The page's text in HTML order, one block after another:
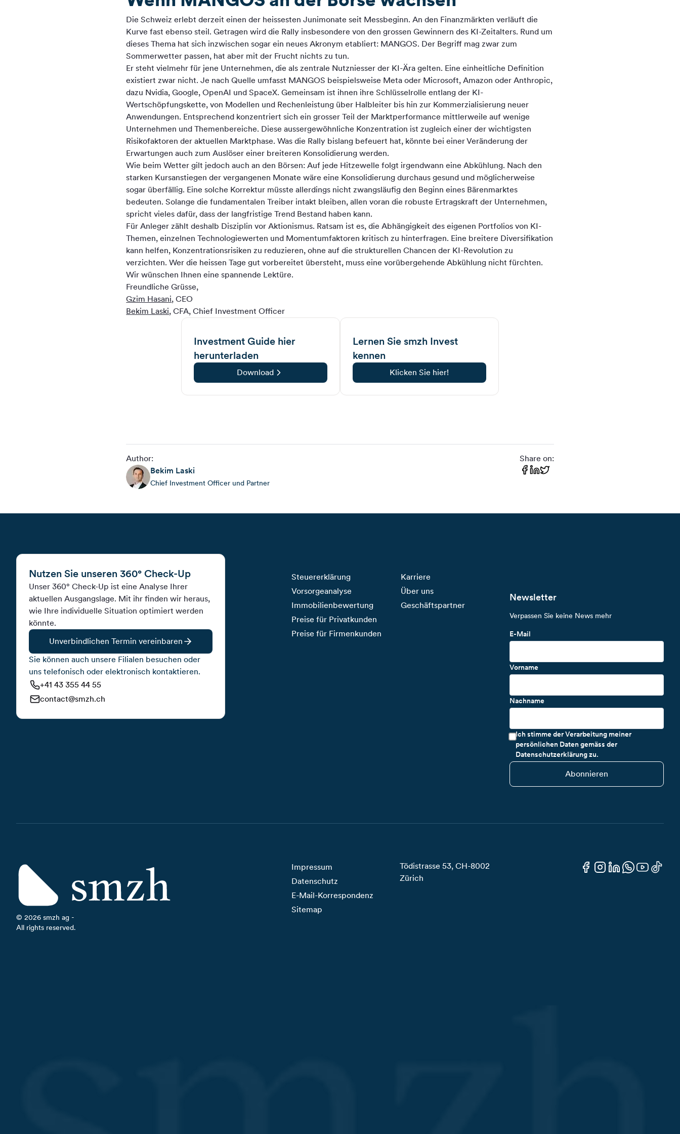
Die Schweiz erlebt derzeit einen der heissesten Junimonate seit Messbeginn. An den Finanzmärkten verläuft die
Kurve fast ebenso steil. Getragen wird die Rally insbesondere von den grossen Gewinnern des KI-Zeitalters. Rund um
dieses Thema hat sich inzwischen sogar ein neues Akronym etabliert: MANGOS. Der Begriff mag zwar zum
Sommerwetter passen, hat aber mit der Frucht nichts zu tun.
Er steht vielmehr für jene Unternehmen, die als zentrale Nutzniesser der KI-Ära gelten. Eine einheitliche Definition
existiert zwar nicht. Je nach Quelle umfasst MANGOS beispielsweise Meta oder Microsoft, Amazon oder Anthropic,
dazu Nvidia, Google, OpenAI und SpaceX. Gemeinsam ist ihnen ihre Schlüsselrolle entlang der KI-
Wertschöpfungskette, von Modellen und Rechenleistung über Halbleiter bis hin zur Kommerzialisierung neuer
Anwendungen. Entsprechend konzentriert sich ein grosser Teil der Marktperformance mittlerweile auf wenige
Unternehmen und Themenbereiche. Diese aussergewöhnliche Konzentration ist zugleich einer der wichtigsten
Risikofaktoren der aktuellen Marktphase. Was die Rally bislang befeuert hat, könnte bei einer Veränderung der
Erwartungen auch zum Auslöser einer breiteren Konsolidierung werden.
Wie beim Wetter gilt jedoch auch an den Börsen: Auf jede Hitzewelle folgt irgendwann eine Abkühlung. Nach den
starken Kursanstiegen der vergangenen Monate wäre eine Konsolidierung durchaus gesund und möglicherweise
sogar überfällig. Eine solche Korrektur müsste allerdings nicht zwangsläufig den Beginn eines Bärenmarktes
bedeuten. Solange die fundamentalen Treiber intakt bleiben, allen voran die robuste Ertragskraft der Unternehmen,
spricht vieles dafür, dass der langfristige Trend Bestand haben kann.
Für Anleger zählt deshalb Disziplin vor Aktionismus. Ratsam ist es, die Abhängigkeit des eigenen Portfolios von KI-
Themen, einzelnen Technologiewerten und Momentumfaktoren kritisch zu hinterfragen. Eine breitere Diversifikation
kann helfen, Konzentrationsrisiken zu reduzieren, ohne auf die strukturellen Chancen der KI-Revolution zu
verzichten. Wer die heissen Tage gut vorbereitet übersteht, muss eine vorübergehende Abkühlung nicht fürchten.
Wir wünschen Ihnen eine spannende Lektüre.
Freundliche Grüsse,
Gzim Hasani, CEO
Bekim Laski, CFA, Chief Investment Officer
Investment Guide hier
herunterladen
Download
Lernen Sie smzh Invest
kennen
Klicken Sie hier!
Author:
Bekim Laski
Chief Investment Officer und Partner
Share on:
Nutzen Sie unseren 360° Check-Up
Unser 360° Check-Up ist eine Analyse Ihrer
aktuellen Ausgangslage. Mit ihr finden wir heraus,
wie Ihre individuelle Situation optimiert werden
könnte.
Unverbindlichen Termin vereinbaren
Sie können auch unsere Filialen besuchen oder
uns telefonisch oder elektronisch kontaktieren.
+41 43 355 44 55
contact@smzh.ch
Steuererklärung
Vorsorgeanalyse
Immobilienbewertung
Preise für Privatkunden
Preise für Firmenkunden
Karriere
Über uns
Geschäftspartner
Newsletter
Verpassen Sie keine News mehr
E-Mail
Vorname
Nachname
Ich stimme der Verarbeitung meiner
persönlichen Daten gemäss der
Datenschutzerklärung zu.
Abonnieren
© 2026 smzh ag -
All rights reserved.
Impressum
Datenschutz
E-Mail-Korrespondenz
Sitemap
Tödistrasse 53, CH-8002
Zürich